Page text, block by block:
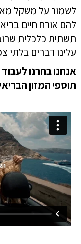
לשמור על משקל
להם אורח חיים
תשתית כלכלית
עלינו דברים בלתי
אנחנו בחרנו
תוספי המזון